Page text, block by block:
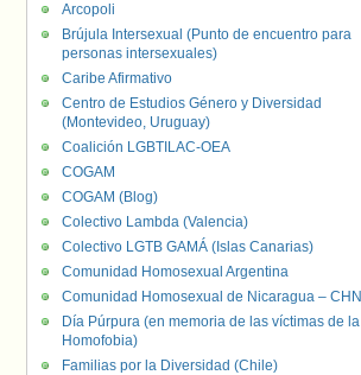
Arcopoli
Brújula Intersexual (Punto de encuentro para
personas intersexuales)
Caribe Afirmativo
Centro de Estudios Género y Diversidad
(Montevideo, Uruguay)
Coalición LGBTILAC-OEA
COGAM
COGAM (Blog)
Colectivo Lambda (Valencia)
Colectivo LGTB GAMÁ (Islas Canarias)
Comunidad Homosexual Argentina
Comunidad Homosexual de Nicaragua – CHN
Día Púrpura (en memoria de las víctimas de la
Homofobia)
Familias por la Diversidad (Chile)